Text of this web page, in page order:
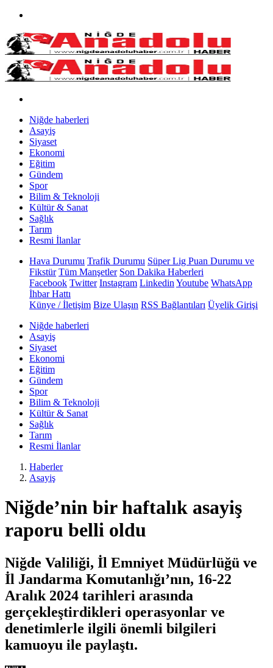
Niğde haberleri
Asayiş
Siyaset
Ekonomi
Eğitim
Gündem
Spor
Bilim & Teknoloji
Kültür & Sanat
Sağlık
Tarım
Resmi İlanlar
Hava Durumu Trafik Durumu Süper Lig Puan Durumu ve
Fikstür Tüm Manşetler Son Dakika Haberleri
Facebook Twitter Instagram Linkedin Youtube WhatsApp
İhbar Hattı
Künye / İletişim Bize Ulaşın RSS Bağlantıları Üyelik Girişi
Niğde haberleri
Asayiş
Siyaset
Ekonomi
Eğitim
Gündem
Spor
Bilim & Teknoloji
Kültür & Sanat
Sağlık
Tarım
Resmi İlanlar
Haberler
Asayiş
Niğde’nin bir haftalık asayiş
raporu belli oldu
Niğde Valiliği, İl Emniyet Müdürlüğü ve
İl Jandarma Komutanlığı’nın, 16-22
Aralık 2024 tarihleri arasında
gerçekleştirdikleri operasyonlar ve
denetimlerle ilgili önemli bilgileri
kamuoyu ile paylaştı.